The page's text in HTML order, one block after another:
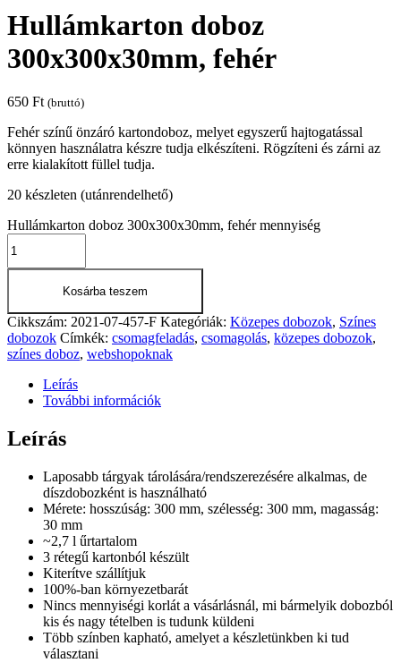
Hullámkarton doboz
300x300x30mm, fehér
650 Ft (bruttó)
Fehér színű önzáró kartondoboz, melyet egyszerű hajtogatással
könnyen használatra készre tudja elkészíteni. Rögzíteni és zárni az
erre kialakított füllel tudja.
20 készleten (utánrendelhető)
Hullámkarton doboz 300x300x30mm, fehér mennyiség
Kosárba teszem
Cikkszám: 2021-07-457-F Kategóriák: Közepes dobozok, Színes
dobozok Címkék: csomagfeladás, csomagolás, közepes dobozok,
színes doboz, webshopoknak
Leírás
További információk
Leírás
Laposabb tárgyak tárolására/rendszerezésére alkalmas, de
díszdobozként is használható
Mérete: hosszúság: 300 mm, szélesség: 300 mm, magasság:
30 mm
~2,7 l űrtartalom
3 rétegű kartonból készült
Kiterítve szállítjuk
100%-ban környezetbarát
Nincs mennyiségi korlát a vásárlásnál, mi bármelyik dobozból
kis és nagy tételben is tudunk küldeni
Több színben kapható, amelyet a készletünkben ki tud
választani